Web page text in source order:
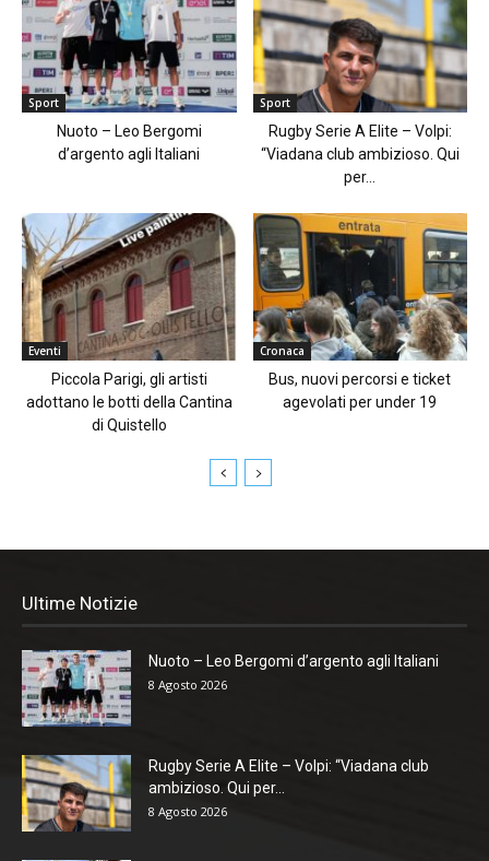
Sport
Nuoto – Leo Bergomi
d’argento agli Italiani
Sport
Rugby Serie A Elite – Volpi:
“Viadana club ambizioso. Qui
per...
Eventi
Piccola Parigi, gli artisti
adottano le botti della Cantina
di Quistello
Cronaca
Bus, nuovi percorsi e ticket
agevolati per under 19
Ultime Notizie
Nuoto – Leo Bergomi d’argento agli Italiani
8 Agosto 2026
Rugby Serie A Elite – Volpi: “Viadana club
ambizioso. Qui per...
8 Agosto 2026